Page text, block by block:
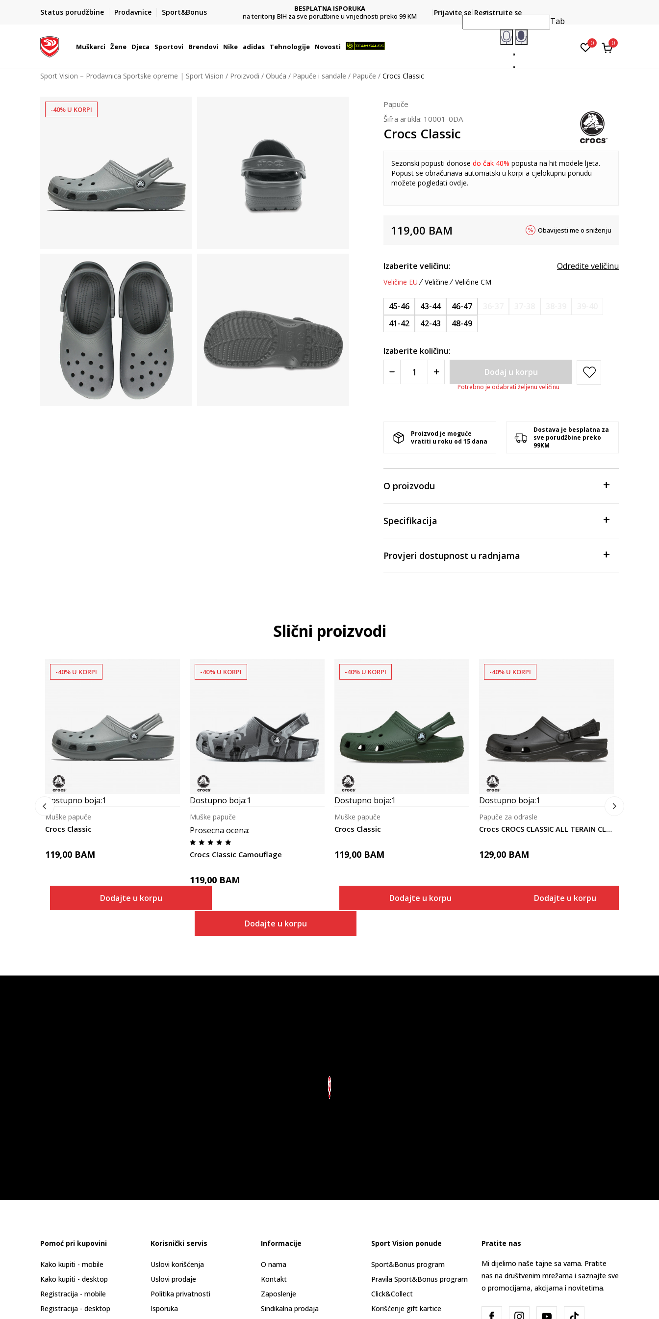
Status porudžbine Prodavnice Sport&Bonus
POZOVITE NAS NA : 055/490-400
Pon-Pet od 9h - 16h
BESPLATNA ISPORUKA
na teritoriji BIH za sve poružbine u vrijednosti preko 99 KM
Platite karticom online i preuzmite u prodavnici po vašem
Prijavite se Registrujte se
Muškarci Žene Djeca Sportovi Brendovi Nike adidas Tehnologije Novosti
Tab
0 0
Sport Vision – Prodavnica Sportske opreme | Sport Vision Proizvodi Obuća Papuče i sandale Papuče Crocs Classic
-40% U KORPI
Papuče
Šifra artikla: 10001-0DA
Crocs Classic
Sezonski popusti donose do čak 40% popusta na hit modele ljeta.
Popust se obračunava automatski u korpi a cjelokupnu ponudu
možete pogledati ovdje.
119,00 BAM Obavijesti me o sniženju
Izaberite veličinu: Odredite veličinu
Veličine EU Veličine Veličine CM
45-46 43-44 46-47
41-42
42-43 48-49
Izaberite količinu:
Dodaj u korpu
Potrebno je odabrati željenu veličinu
Proizvod je moguće
vratiti u roku od 15 dana
Dostava je besplatna za
sve porudžbine preko
99KM
O proizvodu
Specifikacija
Provjeri dostupnost u radnjama
Slični proizvodi
-40% U KORPI
Dostupno boja:1
Crocs Classic
Muške papuče
119,00 BAM
Dodajte u korpu
-40% U KORPI
Dostupno boja:1
Prosecna ocena:
Crocs Classic Camouflage
Muške papuče
119,00 BAM
Dodajte u korpu
-40% U KORPI
Dostupno boja:1
Crocs Classic
Muške papuče
119,00 BAM
Dodajte u korpu
-40% U KORPI
Dostupno boja:1
Crocs CROCS CLASSIC ALL TERAIN CLOG
Papuče za odrasle
129,00 BAM
Dodajte u korpu
Pomoć pri kupovini
Kako kupiti - mobile
Kako kupiti - desktop
Registracija - mobile
Registracija - desktop
Korisnički servis
Uslovi korišćenja
Uslovi prodaje
Politika privatnosti
Isporuka
Informacije
O nama
Kontakt
Zaposlenje
Sindikalna prodaja
Sport Vision ponude
Sport&Bonus program
Pravila Sport&Bonus program
Click&Collect
Korišćenje gift kartice
Pratite nas
Mi dijelimo naše tajne sa vama. Pratite
nas na društvenim mrežama i saznajte sve
o promocijama, akcijama i novitetima.